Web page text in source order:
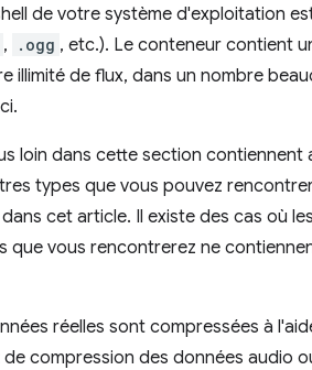
de votre système d'exploitation
, .ogg , etc.). Le conteneur contient
illimité de flux, dans un nombre
loin dans cette section contiennent
types que vous pouvez
cet article. Il existe des cas où
que vous rencontrerez ne
réelles sont compressées à
compression des données audio